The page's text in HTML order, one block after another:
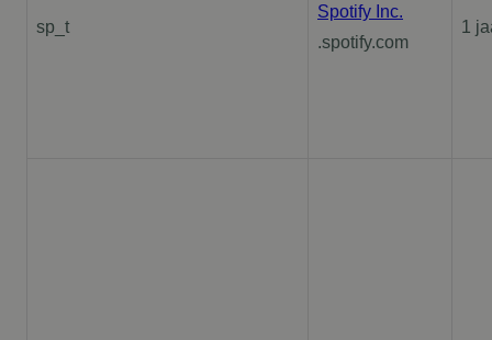
sp_t
Spotify Inc.
.spotify.com
1